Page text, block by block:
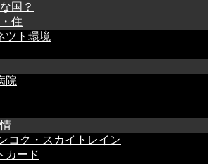
国？
住
ツト環境
院
コク・スカイトレイン
カード